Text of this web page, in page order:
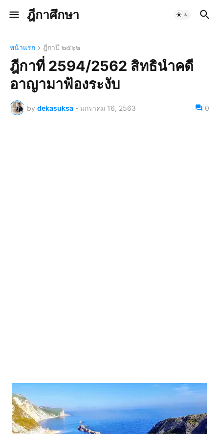
ฎีกาศึกษา
หน้าแรก ฎีกาปี ๒๕๖๒
ฎีกาที่ 2594/2562 สิทธินำคดี
อาญามาฟ้องระงับ
by dekasuksa - มกราคม 16, 2563 0